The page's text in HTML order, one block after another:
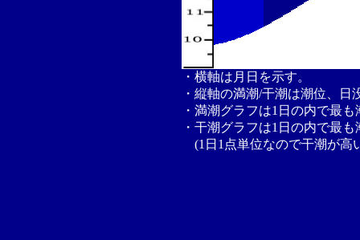
・横軸は月日を示す。
・縦軸の満潮/干潮は潮位、
・満潮グラフは1日の内で最
・干潮グラフは1日の内で最
(1日1点単位なので干潮が高